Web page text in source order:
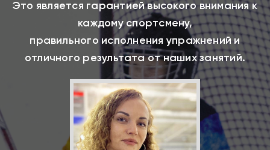
Это является гарантией высокого внимания к
каждому спортсмену,
правильного исполнения упражнений и
отличного результата от наших занятий.